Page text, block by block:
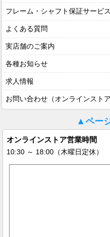
フレーム・シャフト保証サービ
よくある質問
実店舗のご案内
各種お知らせ
求人情報
お問い合わせ（オンラインストア
▲ペー
オンラインストア営業時間
10:30 ～ 18:00（木曜日定休）